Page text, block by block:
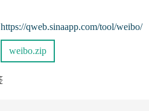
https://qweb.sinaapp.com/tool/weibo/
weibo.zip